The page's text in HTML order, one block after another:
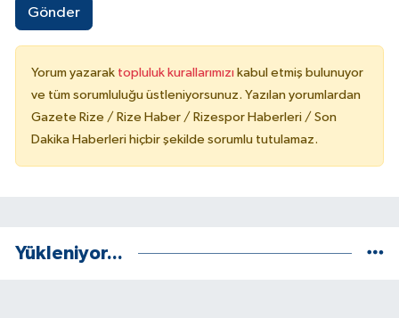
Gönder
Yorum yazarak topluluk kurallarımızı kabul etmiş bulunuyor
ve tüm sorumluluğu üstleniyorsunuz. Yazılan yorumlardan
Gazete Rize / Rize Haber / Rizespor Haberleri / Son
Dakika Haberleri hiçbir şekilde sorumlu tutulamaz.
Yükleniyor...